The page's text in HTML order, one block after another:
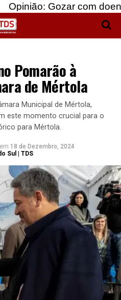
com doentes e
Pomarão à
de Mértola
Municipal de Mértola,
este momento crucial para o
para Mértola.
em 18 de Dezembro, 2024
Sul | TDS